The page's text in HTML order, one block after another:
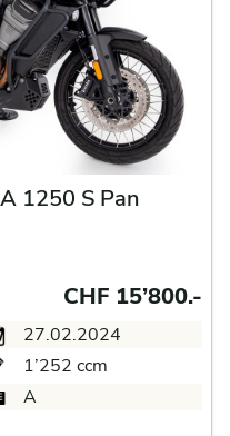
1250 S Pan
CHF 15’800.-
27.02.2024
1’252 ccm
A